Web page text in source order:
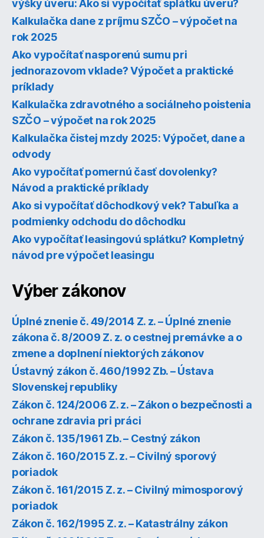
výšky úveru: Ako si vypočítať splátku úveru?
Kalkulačka dane z príjmu SZČO – výpočet na
rok 2025
Ako vypočítať nasporenú sumu pri
jednorazovom vklade? Výpočet a praktické
príklady
Kalkulačka zdravotného a sociálneho poistenia
SZČO – výpočet na rok 2025
Kalkulačka čistej mzdy 2025: Výpočet, dane a
odvody
Ako vypočítať pomernú časť dovolenky?
Návod a praktické príklady
Ako si vypočítať dôchodkový vek? Tabuľka a
podmienky odchodu do dôchodku
Ako vypočítať leasingovú splátku? Kompletný
návod pre výpočet leasingu
Výber zákonov
Úplné znenie č. 49/2014 Z. z. – Úplné znenie
zákona č. 8/2009 Z. z. o cestnej premávke a o
zmene a doplnení niektorých zákonov
Ústavný zákon č. 460/1992 Zb. – Ústava
Slovenskej republiky
Zákon č. 124/2006 Z. z. – Zákon o bezpečnosti a
ochrane zdravia pri práci
Zákon č. 135/1961 Zb. – Cestný zákon
Zákon č. 160/2015 Z. z. – Civilný sporový
poriadok
Zákon č. 161/2015 Z. z. – Civilný mimosporový
poriadok
Zákon č. 162/1995 Z. z. – Katastrálny zákon